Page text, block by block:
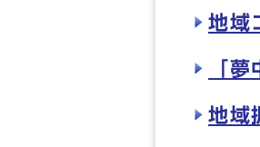
地域
「
地域